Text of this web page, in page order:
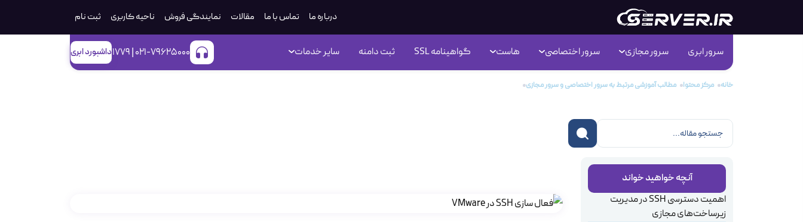
درباره ما تماس با ما مقالات نمایندگی فروش ناحیه کاربری ثبت‌ نام
سرور ابری سرور مجازی سرور اختصاصی هاست گواهینامه SSL ثبت دامنه سایر خدمات 021-79625000 | 1779 داشبورد ابری
خانه مرکز محتوا مطالب آموزشی مرتبط به سرور اختصاصی و سرور مجازی
آنچه خواهید خواند
اهمیت دسترسی SSH در مدیریت
زیرساخت‌های مجازی